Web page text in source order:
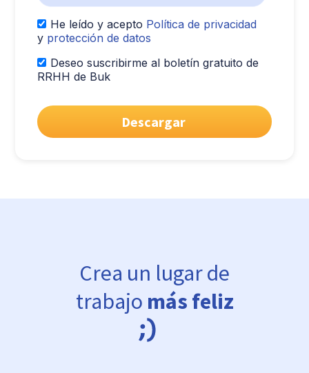
He leído y acepto Política de privacidad
y protección de datos
Deseo suscribirme al boletín gratuito de
RRHH de Buk
Crea un lugar de
trabajo más feliz